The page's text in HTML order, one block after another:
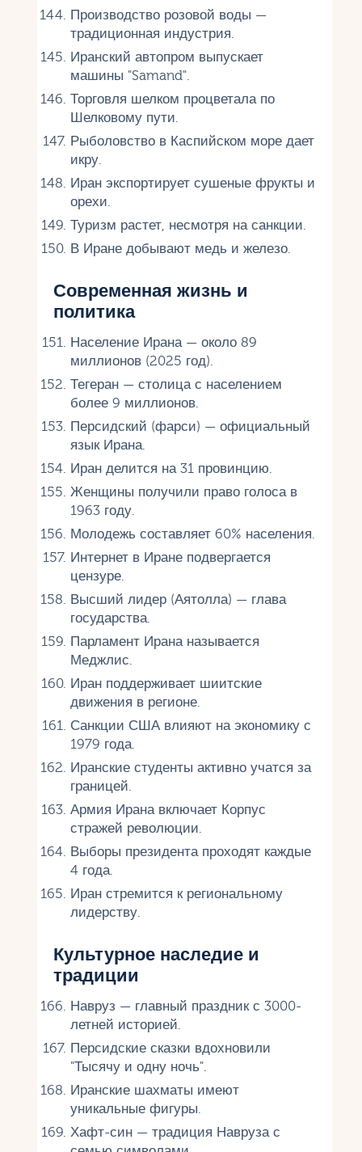
Производство розовой воды —
традиционная индустрия.
Иранский автопром выпускает
машины "Samand".
Торговля шелком процветала по
Шелковому пути.
Рыболовство в Каспийском море дает
икру.
Иран экспортирует сушеные фрукты и
орехи.
Туризм растет, несмотря на санкции.
В Иране добывают медь и железо.
Современная жизнь и
политика
Население Ирана — около 89
миллионов (2025 год).
Тегеран — столица с населением
более 9 миллионов.
Персидский (фарси) — официальный
язык Ирана.
Иран делится на 31 провинцию.
Женщины получили право голоса в
1963 году.
Молодежь составляет 60% населения.
Интернет в Иране подвергается
цензуре.
Высший лидер (Аятолла) — глава
государства.
Парламент Ирана называется
Меджлис.
Иран поддерживает шиитские
движения в регионе.
Санкции США влияют на экономику с
1979 года.
Иранские студенты активно учатся за
границей.
Армия Ирана включает Корпус
стражей революции.
Выборы президента проходят каждые
4 года.
Иран стремится к региональному
лидерству.
Культурное наследие и
традиции
Навруз — главный праздник с 3000-
летней историей.
Персидские сказки вдохновили
"Тысячу и одну ночь".
Иранские шахматы имеют
уникальные фигуры.
Хафт-син — традиция Навруза с